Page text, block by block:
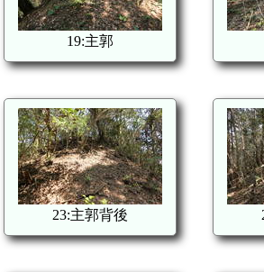
19:主郭
23:主郭背後